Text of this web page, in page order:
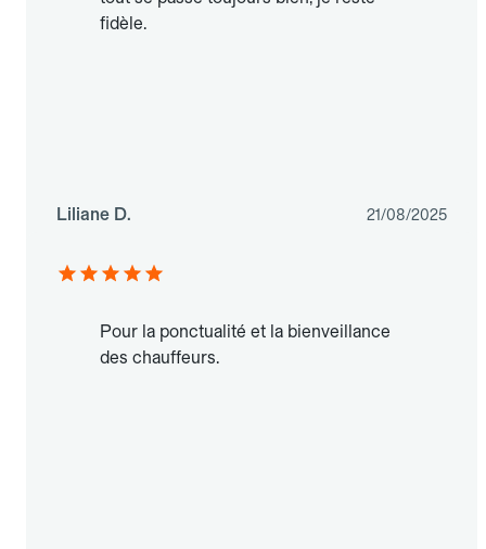
fidèle.
Liliane D. 21/08/2025
Pour la ponctualité et la bienveillance
des chauffeurs.